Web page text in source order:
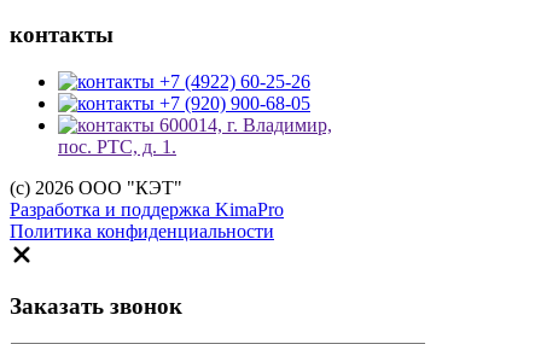
контакты
+7 (4922) 60-25-26
+7 (920) 900-68-05
600014, г. Владимир,
пос. РТС, д. 1.
(c) 2026 ООО "КЭТ"
Разработка и поддержка KimaPro
Политика конфиденциальности
Заказать звонок